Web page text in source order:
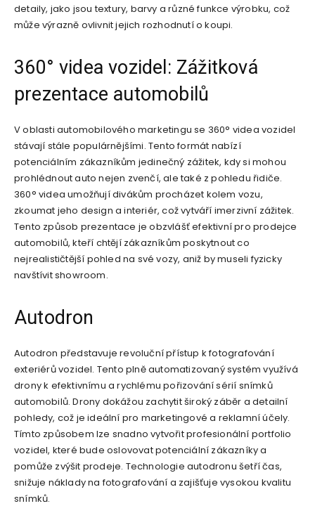
detaily, jako jsou textury, barvy a různé funkce výrobku, což
může výrazně ovlivnit jejich rozhodnutí o koupi.
360° videa vozidel: Zážitková
prezentace automobilů
V oblasti automobilového marketingu se 360° videa vozidel
stávají stále populárnějšími. Tento formát nabízí
potenciálním zákazníkům jedinečný zážitek, kdy si mohou
prohlédnout auto nejen zvenčí, ale také z pohledu řidiče.
360° videa umožňují divákům procházet kolem vozu,
zkoumat jeho design a interiér, což vytváří imerzivní zážitek.
Tento způsob prezentace je obzvlášť efektivní pro prodejce
automobilů, kteří chtějí zákazníkům poskytnout co
nejrealističtější pohled na své vozy, aniž by museli fyzicky
navštívit showroom.
Autodron
Autodron představuje revoluční přístup k fotografování
exteriérů vozidel. Tento plně automatizovaný systém využívá
drony k efektivnímu a rychlému pořizování sérií snímků
automobilů. Drony dokážou zachytit široký záběr a detailní
pohledy, což je ideální pro marketingové a reklamní účely.
Tímto způsobem lze snadno vytvořit profesionální portfolio
vozidel, které bude oslovovat potenciální zákazníky a
pomůže zvýšit prodeje. Technologie autodronu šetří čas,
snižuje náklady na fotografování a zajišťuje vysokou kvalitu
snímků.